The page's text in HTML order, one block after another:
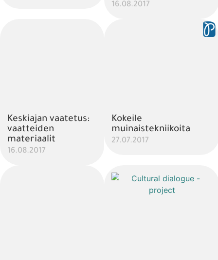
16.08.2017
Keskiajan vaatetus:
vaatteiden
materiaalit
16.08.2017
Kokeile
muinaistekniikoita
27.07.2017